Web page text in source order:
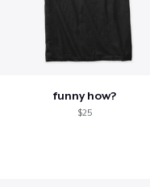
funny how?
$25